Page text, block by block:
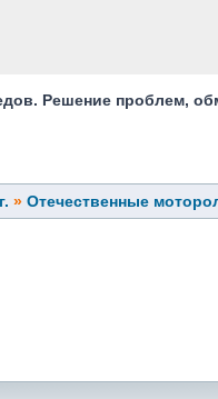
Решение проблем,
» Отечественные